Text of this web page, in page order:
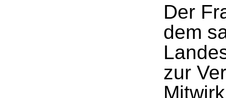
Der
dem
zur